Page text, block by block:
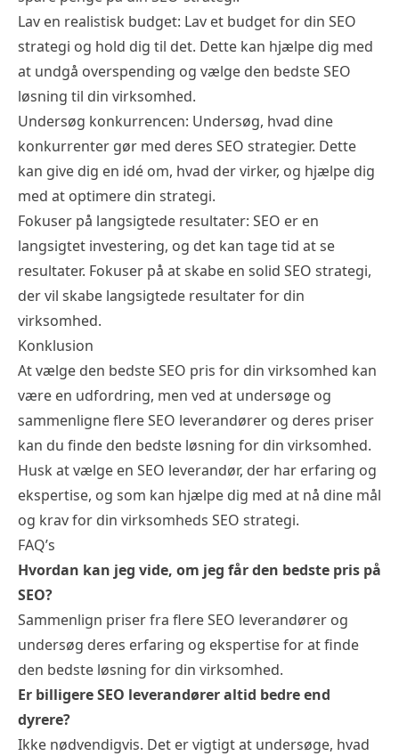
Lav en realistisk budget: Lav et budget for din SEO
strategi og hold dig til det. Dette kan hjælpe dig med
at undgå overspending og vælge den bedsteSEO
løsning til din virksomhed.
Undersøg konkurrencen: Undersøg, hvad dine
konkurrenter gør med deres SEO strategier. Dette
kan give dig en idé om, hvad der virker, og hjælpe dig
med at optimere din strategi.
Fokuser på langsigtede resultater: SEO er en
langsigtet investering, og det kan tage tid at se
resultater. Fokuser på at skabe en solid SEO strategi,
der vil skabe langsigtede resultater for din
virksomhed.
Konklusion
At vælge den bedsteSEO pris for din virksomhed kan
være en udfordring, men ved at undersøge og
sammenligne flere SEO leverandører og deres priser
kan du finde den bedste løsning for din virksomhed.
Husk at vælge en SEO leverandør, der har erfaring og
ekspertise, og som kan hjælpe dig med at nå dine mål
og krav for din virksomheds SEO strategi.
FAQ’s
Hvordan kan jeg vide, om jeg får den bedste pris på
SEO?
Sammenlign priser fra flere SEO leverandører og
undersøg deres erfaring og ekspertise for at finde
den bedste løsning for din virksomhed.
Er billigere SEO leverandører altid bedre end
dyrere?
Ikke nødvendigvis. Det er vigtigt at undersøge, hvad